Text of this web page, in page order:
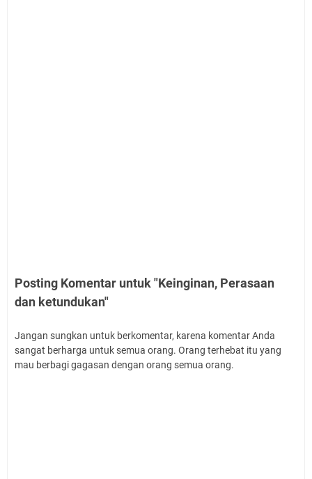
Posting Komentar untuk "Keinginan, Perasaan
dan ketundukan"
Jangan sungkan untuk berkomentar, karena komentar Anda
sangat berharga untuk semua orang. Orang terhebat itu yang
mau berbagi gagasan dengan orang semua orang.